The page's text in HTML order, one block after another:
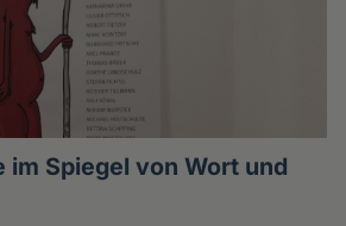
im Spiegel von Wort und